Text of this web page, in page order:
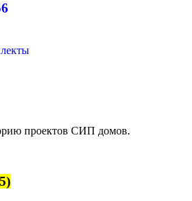
проектов СИП домов.